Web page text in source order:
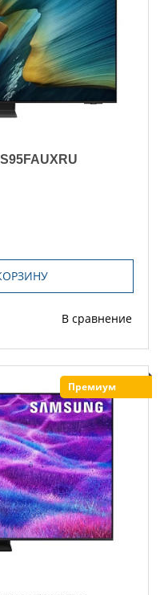
В сравнение
Премиум